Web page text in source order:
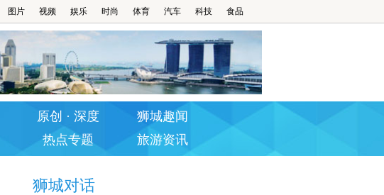
图片 视频 娱乐 时尚 体育 汽车 科技 食品
原创 · 深度
狮城趣闻
热点专题 旅游资讯
狮城对话